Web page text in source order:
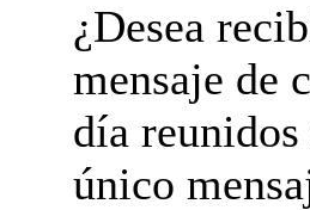
¿Desea
mensaje de
día reunidos
único